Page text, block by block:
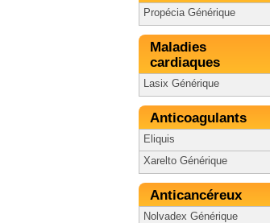
Propécia Générique
Maladies
cardiaques
Lasix Générique
Anticoagulants
Eliquis
Xarelto Générique
Anticancéreux
Nolvadex Générique